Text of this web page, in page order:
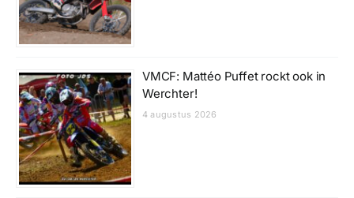
VMCF: Mattéo Puffet rockt ook in
Werchter!
4 augustus 2026